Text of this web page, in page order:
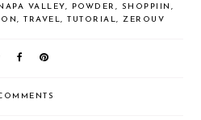
VALLEY, POWDER , SHOPPIIN ,
, TRAVEL, TUTORIAL, ZEROUV